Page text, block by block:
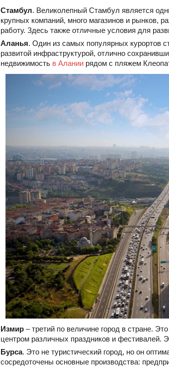
Стамбул. Великолепный Стамбул является
крупных компаний, много магазинов и рынков,
работу. Здесь также отличные условия для
Аланья. Один из самых популярных курортов
развитой инфраструктурой, отлично
недвижимость в Алании рядом с пляжем
Измир – третий по величине город в стране.
центром различных праздников и
Бурса. Это не туристический город, но он
сосредоточены основные производства: